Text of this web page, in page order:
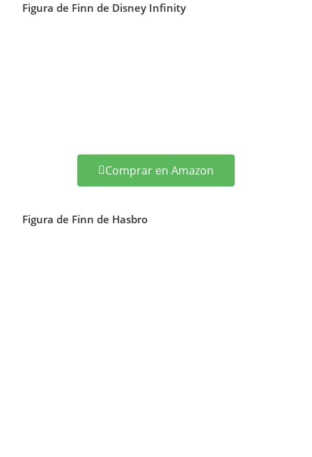
Figura de Finn de Disney Infinity
Comprar en Amazon
Figura de Finn de Hasbro